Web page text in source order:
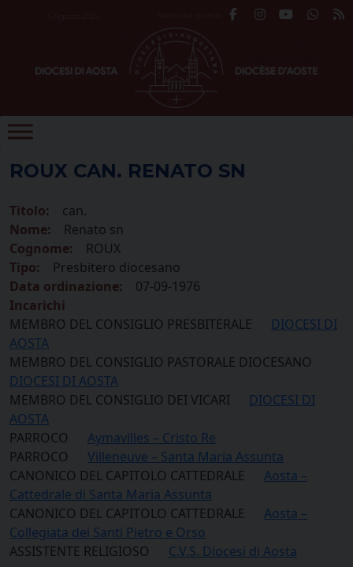
ROUX CAN. RENATO SN
Titolo:
can.
Nome:
Renato sn
Cognome:
ROUX
Tipo:
Presbitero diocesano
Data ordinazione:
07-09-1976
Incarichi
MEMBRO DEL CONSIGLIO PRESBITERALE
DIOCESI DI
AOSTA
MEMBRO DEL CONSIGLIO PASTORALE DIOCESANO
DIOCESI DI AOSTA
MEMBRO DEL CONSIGLIO DEI VICARI
DIOCESI DI
AOSTA
PARROCO
Aymavilles – Cristo Re
PARROCO
Villeneuve – Santa Maria Assunta
CANONICO DEL CAPITOLO CATTEDRALE
Aosta –
Cattedrale di Santa Maria Assunta
CANONICO DEL CAPITOLO CATTEDRALE
Aosta –
Collegiata dei Santi Pietro e Orso
ASSISTENTE RELIGIOSO
C.V.S. Diocesi di Aosta